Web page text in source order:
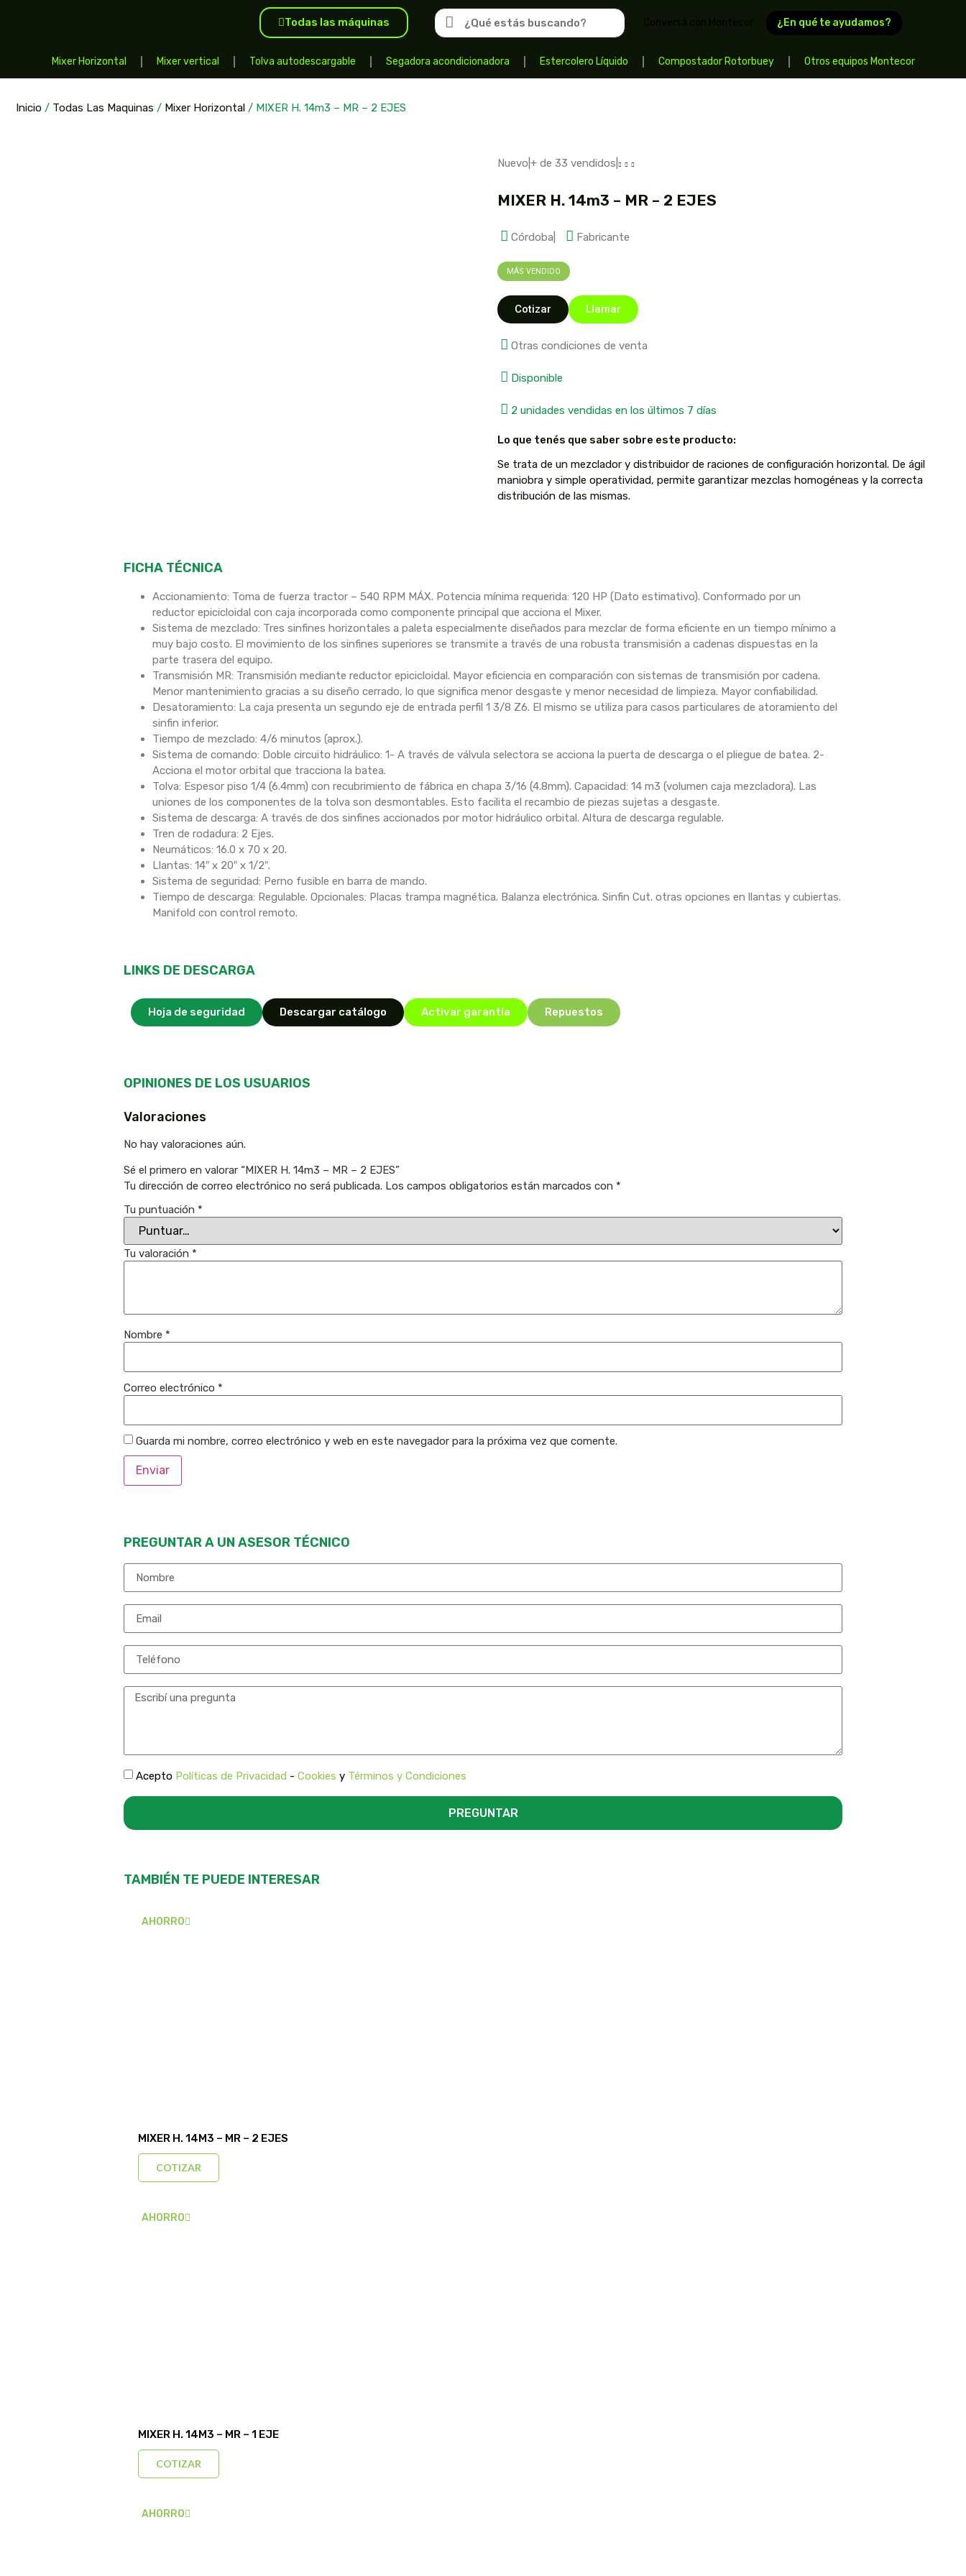
Todas las máquinas ¿En qué te ayudamos?
Mixer Horizontal Mixer vertical Tolva autodescargable Segadora acondicionadora Estercolero Líquido Compostador Rotorbuey Otros equipos Montecor
Inicio / Todas Las Maquinas / Mixer Horizontal / MIXER H. 14m3 – MR – 2 EJES
Nuevo + de 33 vendidos
MIXER H. 14m3 – MR – 2 EJES
Córdoba Fabricante
MÁS VENDIDO
Cotizar Llamar
Otras condiciones de venta
Disponible
2 unidades vendidas en los últimos 7 días
Lo que tenés que saber sobre este producto:
Se trata de un mezclador y distribuidor de raciones de configuración horizontal. De ágil
maniobra y simple operatividad, permite garantizar mezclas homogéneas y la correcta
distribución de las mismas.
FICHA TÉCNICA
Accionamiento: Toma de fuerza tractor – 540 RPM MÁX. Potencia mínima requerida: 120 HP (Dato estimativo). Conformado por un
reductor epicicloidal con caja incorporada como componente principal que acciona el Mixer.
Sistema de mezclado: Tres sinfines horizontales a paleta especialmente diseñados para mezclar de forma eficiente en un tiempo mínimo a
muy bajo costo. El movimiento de los sinfines superiores se transmite a través de una robusta transmisión a cadenas dispuestas en la
parte trasera del equipo.
Transmisión MR: Transmisión mediante reductor epicicloidal. Mayor eficiencia en comparación con sistemas de transmisión por cadena.
Menor mantenimiento gracias a su diseño cerrado, lo que significa menor desgaste y menor necesidad de limpieza. Mayor confiabilidad.
Desatoramiento: La caja presenta un segundo eje de entrada perfil 1 3/8 Z6. El mismo se utiliza para casos particulares de atoramiento del
sinfin inferior.
Tiempo de mezclado: 4/6 minutos (aprox.).
Sistema de comando: Doble circuito hidráulico: 1- A través de válvula selectora se acciona la puerta de descarga o el pliegue de batea. 2-
Acciona el motor orbital que tracciona la batea.
Tolva: Espesor piso 1/4 (6.4mm) con recubrimiento de fábrica en chapa 3/16 (4.8mm). Capacidad: 14 m3 (volumen caja mezcladora). Las
uniones de los componentes de la tolva son desmontables. Esto facilita el recambio de piezas sujetas a desgaste.
Sistema de descarga: A través de dos sinfines accionados por motor hidráulico orbital. Altura de descarga regulable.
Tren de rodadura: 2 Ejes.
Neumáticos: 16.0 x 70 x 20.
Llantas: 14″ x 20″ x 1/2″.
Sistema de seguridad: Perno fusible en barra de mando.
Tiempo de descarga: Regulable. Opcionales: Placas trampa magnética. Balanza electrónica. Sinfin Cut. otras opciones en llantas y cubiertas.
Manifold con control remoto.
LINKS DE DESCARGA
Hoja de seguridad Descargar catálogo Activar garantía Repuestos
OPINIONES DE LOS USUARIOS
Valoraciones
No hay valoraciones aún.
Sé el primero en valorar “MIXER H. 14m3 – MR – 2 EJES”
Tu dirección de correo electrónico no será publicada. Los campos obligatorios están marcados con *
Tu puntuación *
Tu valoración *
Nombre *
Correo electrónico *
Guarda mi nombre, correo electrónico y web en este navegador para la próxima vez que comente.
PREGUNTAR A UN ASESOR TÉCNICO
Acepto Políticas de Privacidad - Cookies y Términos y Condiciones
PREGUNTAR
TAMBIÉN TE PUEDE INTERESAR
AHORRO
MIXER H. 14M3 – MR – 2 EJES
COTIZAR
AHORRO
MIXER H. 14M3 – MR – 1 EJE
COTIZAR
AHORRO